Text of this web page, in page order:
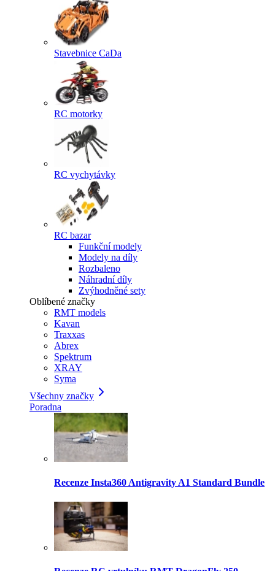
Stavebnice CaDa
RC motorky
RC vychytávky
RC bazar
Funkční modely
Modely na díly
Rozbaleno
Náhradní díly
Zvýhodněné sety
Oblíbené značky
RMT models
Kavan
Traxxas
Abrex
Spektrum
XRAY
Syma
Všechny značky
Poradna
Recenze Insta360 Antigravity A1 Standard Bundle